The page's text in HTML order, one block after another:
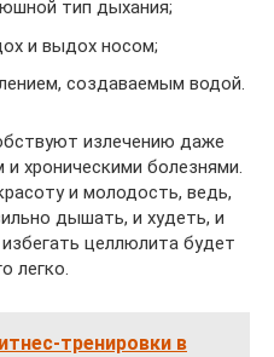
тип дыхания;
и выдох носом;
создаваемым водой.
излечению даже
хроническими болезнями.
и молодость, ведь,
дышать, и худеть, и
целлюлита будет
легко.
тренировки в